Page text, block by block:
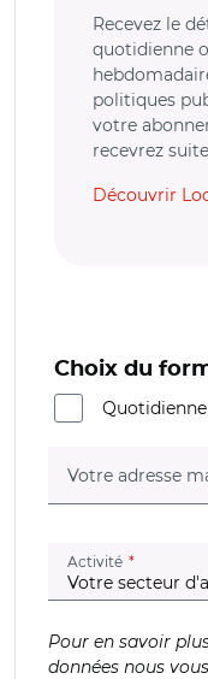
Recevez le
quotidienne
politiques
votre
recevrez
Découvrir
Choix du
Quotidienne
Votre adresse
Activité (champ
Pour en savoir
données nous